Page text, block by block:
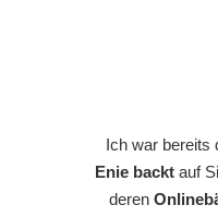
Ich war bereits
Enie backtauf
deren